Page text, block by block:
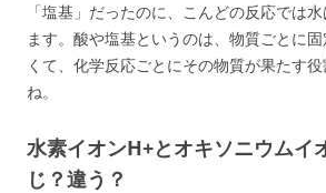
「塩基」だったのに、こんどの反応では
ます。酸や塩基というのは、物質ごとに
くて、化学反応ごとにその物質が果たす
ね。
水素イオンH+とオキソニウムイ
じ？違う？